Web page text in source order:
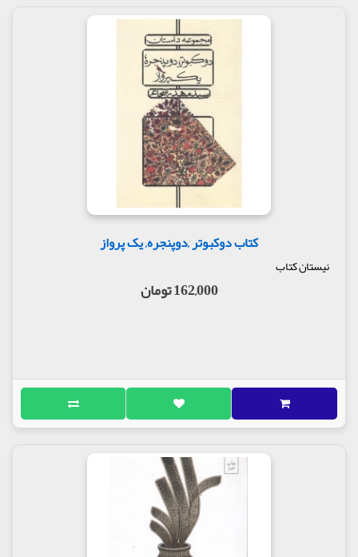
کتاب دوکبوتر ,دوپنجره, یک پرواز
نیستان کتاب
162,000 تومان